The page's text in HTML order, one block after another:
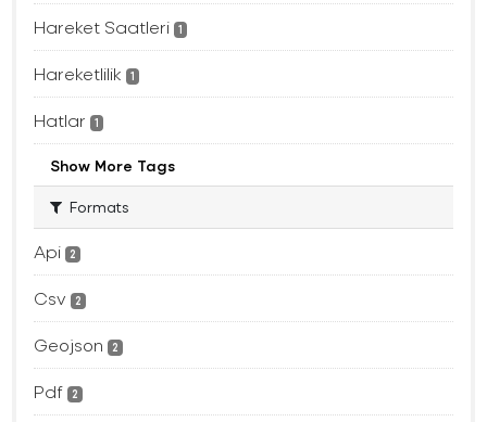
Hareket Saatleri 1
Hareketlilik 1
Hatlar 1
Show More Tags
Formats
Api 2
Csv 2
Geojson 2
Pdf 2